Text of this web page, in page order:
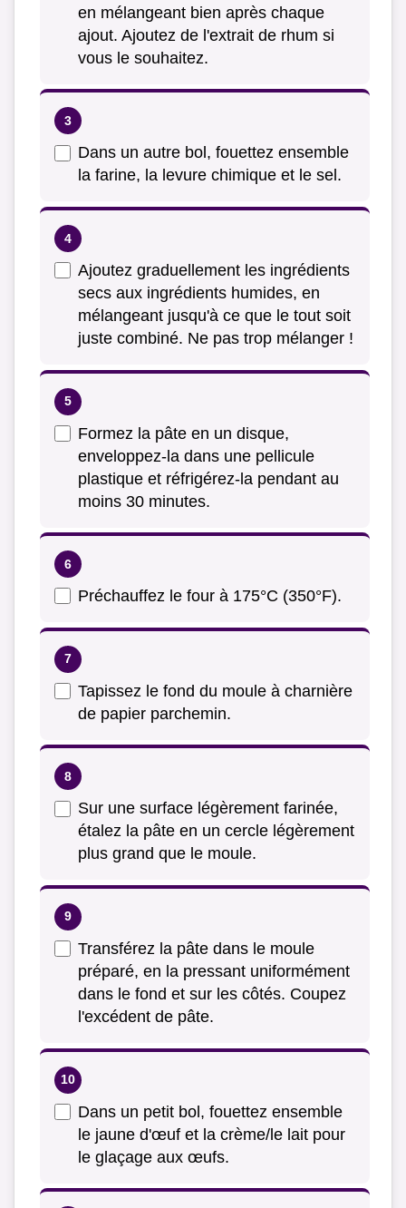
en mélangeant bien après chaque
ajout. Ajoutez de l'extrait de rhum si
vous le souhaitez.
Dans un autre bol, fouettez ensemble
la farine, la levure chimique et le sel.
Ajoutez graduellement les ingrédients
secs aux ingrédients humides, en
mélangeant jusqu'à ce que le tout soit
juste combiné. Ne pas trop mélanger !
Formez la pâte en un disque,
enveloppez-la dans une pellicule
plastique et réfrigérez-la pendant au
moins 30 minutes.
Préchauffez le four à 175°C (350°F).
Tapissez le fond du moule à charnière
de papier parchemin.
Sur une surface légèrement farinée,
étalez la pâte en un cercle légèrement
plus grand que le moule.
Transférez la pâte dans le moule
préparé, en la pressant uniformément
dans le fond et sur les côtés. Coupez
l'excédent de pâte.
Dans un petit bol, fouettez ensemble
le jaune d'œuf et la crème/le lait pour
le glaçage aux œufs.